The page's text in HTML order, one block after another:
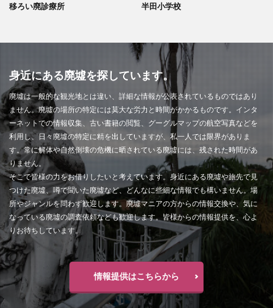
移ろい廃診療所 半田小学校
身近にある廃墟を探しています。
廃墟は一般的な観光地とは違い、詳細な情報が公表されているものではあり
ません。廃墟の場所の特定には莫大な労力と時間がかかるものです。インタ
ーネットでの情報収集、古い書籍の閲覧、グーグルマップの航空写真などを
利用し、日々廃墟の特定に精を出していますが、私一人では限界がありま
す。常に解体や自然倒壊の危機に晒されている廃墟には、残された時間があ
りません。
そこで皆様の力をお借りしたいと考えています。身近にある廃墟や旅先で見
つけた廃墟、噂で聞いた廃墟など、どんなに些細な情報でも構いません。場
所やジャンルを問わず歓迎します。廃墟マニアの方からの情報交換や、気に
なっている廃墟の調査依頼なども歓迎します。皆様からの情報提供を、心よ
りお待ちしています。
情報提供はこちらから